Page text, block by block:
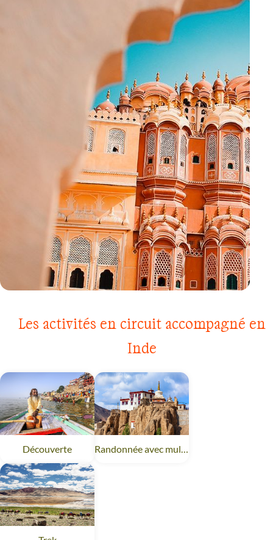
Les activités en circuit accompagné en
Inde
Découverte Randonnée avec mulet